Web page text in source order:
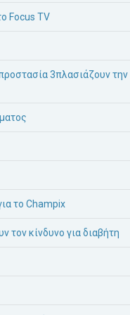
Focus TV
3πλασιάζουν την
το Champix
τον κίνδυνο για διαβήτη